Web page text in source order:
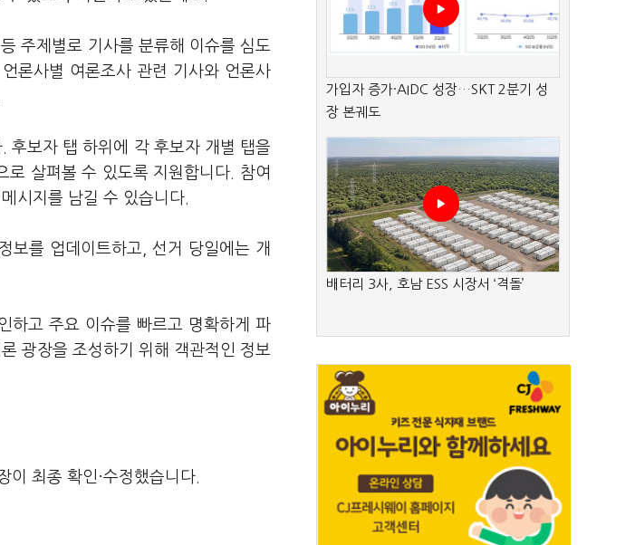
주제별로 기사를 분류해 이슈를 심도
론사별 여론조사 관련 기사와 언론사
보자 탭 하위에 각 후보자 개별 탭을
로 살펴볼 수 있도록 지원합니다. 참여
시지를 남길 수 있습니다.
보를 업데이트하고, 선거 당일에는 개
하고 주요 이슈를 빠르고 명확하게 파
광장을 조성하기 위해 객관적인 정보
최종 확인·수정했습니다.
가입자 증가·AIDC 성장…SKT 2분기 성
장 본궤도
배터리 3사, 호남 ESS 시장서 ‘격돌’